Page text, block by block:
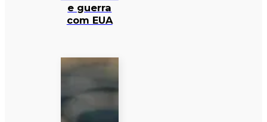
e guerra
com EUA